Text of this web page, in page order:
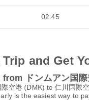
02:45
and Get
ドンムアン国
空港 (DMK) to 仁川国
is the easiest way to